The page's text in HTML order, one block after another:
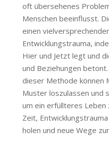
oft übersehenes
Menschen beeinflusst.
einen
Entwicklungstrauma,
Hier und Jetzt legt und
und Beziehungen
dieser Methode können
Muster loszulassen und
um ein erfüllteres Leben
Zeit,
holen und neue Wege